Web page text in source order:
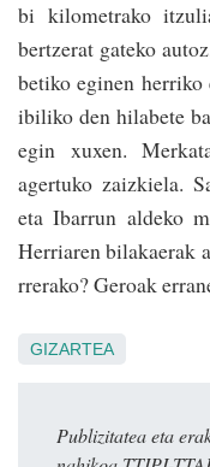
bi kilometrako
bertzerat gateko
betiko eginen
ibiliko den hilabe­te
egin xuxen.
agertuko zaiz­kiela.
eta Ibarrun aldeko
Herriaren bilakaerak
rrerako? Geroak
GIZARTEA
Publizitatea eta